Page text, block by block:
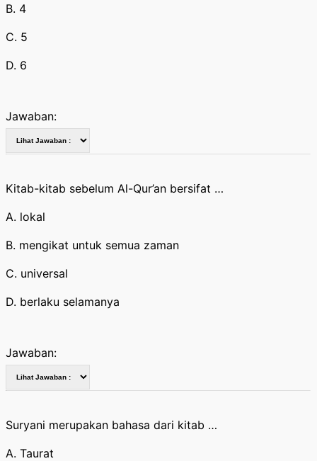
B. 4
C. 5
D. 6
Jawaban:
Kitab-kitab sebelum Al-Qur’an bersifat …
A. lokal
B. mengikat untuk semua zaman
C. universal
D. berlaku selamanya
Jawaban:
Suryani merupakan bahasa dari kitab …
A. Taurat